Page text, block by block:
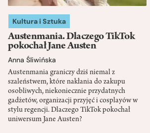
Kultura i Sztuka
Austenmania. Dlaczego TikTok
pokochał Jane Austen
Anna Śliwińska
Austenmania graniczy dziś niemal z
szaleństwem, które nakłania do zakupu
osobliwych, niekoniecznie przydatnych
gadżetów, organizacji przyjęć i cosplayów w
stylu regencji. Dlaczego TikTok pokochał
uniwersum Jane Austen?